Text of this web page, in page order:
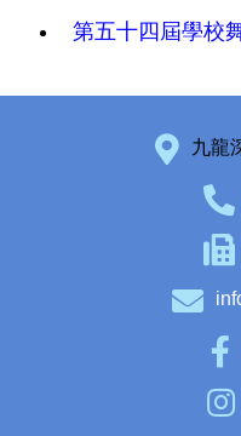
第五十四屆學校
九龍